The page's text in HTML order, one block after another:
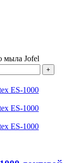
мыла Jofel